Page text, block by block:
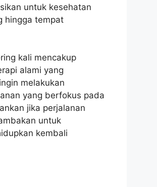
untuk kesehatan
hingga tempat
kali mencakup
alami yang
melakukan
yang berfokus pada
jika perjalanan
untuk
kembali